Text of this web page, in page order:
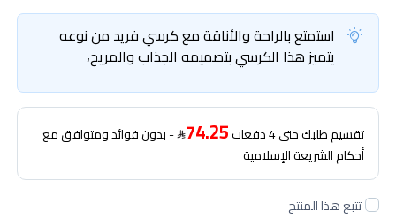
استمتع بالراحة والأناقة مع كرسي فريد من نوعه
يتميز هذا الكرسي بتصميمه الجذاب والمريح،
تقسيم طلبك حتى 4 دفعات 74.25 - بدون فوائد ومتوافق مع
أحكام الشريعة الإسلامية
تتبع هذا المنتج